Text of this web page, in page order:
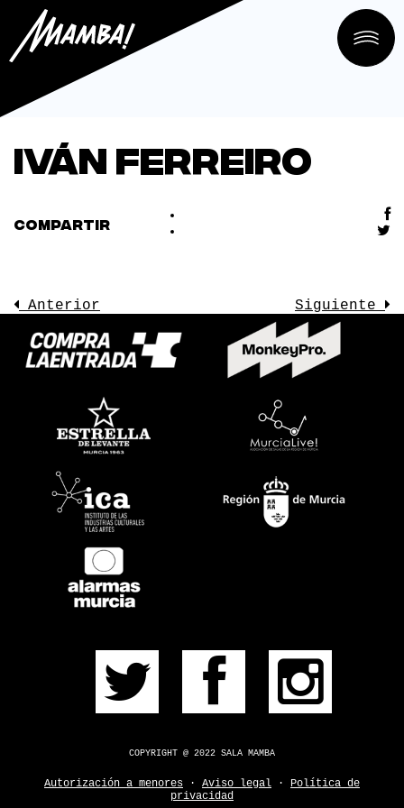
LA SALA
EVENTOS
PRÓXIMOS
CONSÍGUELA
PULSERA
¿DUDAS?
Iván Ferreiro
COMPARTIR
Anterior Siguiente
COPYRIGHT @ 2022 SALA MAMBA
Autorización a menores · Aviso legal · Política de
privacidad